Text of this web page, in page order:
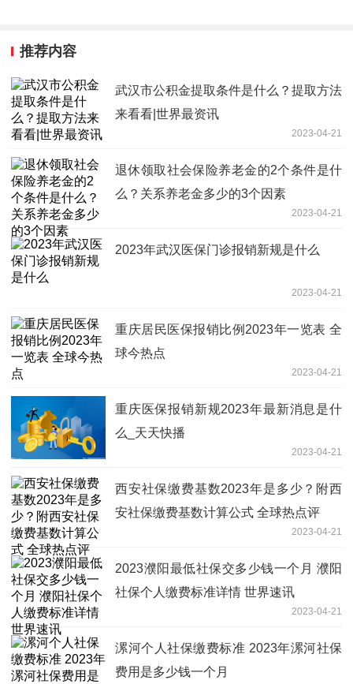
推荐内容
武汉市公积金提取条件是什么？提取方法
来看看|世界最资讯
2023-04-21
退休领取社会保险养老金的2个条件是什
么？关系养老金多少的3个因素
2023-04-21
2023年武汉医保门诊报销新规是什么
2023-04-21
重庆居民医保报销比例2023年一览表 全
球今热点
2023-04-21
重庆医保报销新规2023年最新消息是什
么_天天快播
2023-04-21
西安社保缴费基数2023年是多少？附西
安社保缴费基数计算公式 全球热点评
2023-04-21
2023濮阳最低社保交多少钱一个月 濮阳
社保个人缴费标准详情 世界速讯
2023-04-21
漯河个人社保缴费标准 2023年漯河社保
费用是多少钱一个月